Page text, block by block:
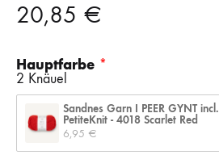
20,85 €
Hauptfarbe
2 Knäuel
Sandnes Garn I PEER GYNT incl.
PetiteKnit - 4018 Scarlet Red
6,95 €